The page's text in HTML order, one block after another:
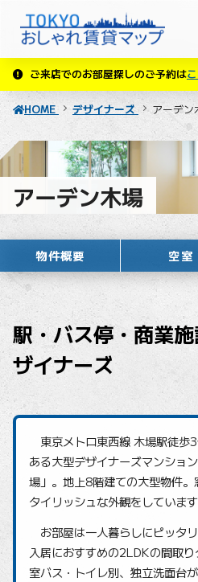
ご来店でのお部屋探しのご予約は
HOME デザイナーズ アーデン
アーデン木場
物件概要 空室
駅・バス停・商業
ザイナーズ
東京メトロ東西線 木場駅徒歩
ある大型デザイナーズマンショ
場」。地上8階建ての大型物件
タイリッシュな外観をしています
お部屋は一人暮らしにピッタ
入居におすすめの2LDKの間取
室バス・トイレ別、独立洗面台